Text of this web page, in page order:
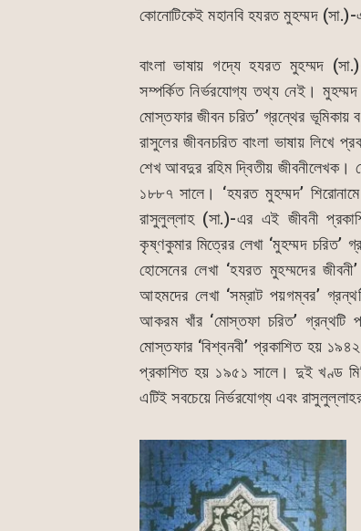
কোনোটিকেই মহানবি হযরত মুহম্মদ (সা.)-
বাংলা ভাষায় গদ্যে হযরত মুহম্মদ
সম্পর্কিত নির্ভরযোগ্য তথ্য নেই।
মোস্তফার জীবন চরিত’ গ্রন্থের ভূমিকায়
রাসুলের জীবনচরিত বাংলা ভাষায় লিখে
শেখ আবদুর রহিম দ্বিতীয় জীবনীলেখক।
১৮৮৭ সালে। ‘হযরত মুহম্মদ’
রাসুলুল্লাহ (সা.)-এর এই জীবনী
কৃষ্ণকুমার মিত্রের লেখা ‘মুহম্মদ
হোসেনের লেখা ‘হযরত মুহম্মদের
আহমদের লেখা ‘সম্রাট পয়গম্বর’
আকরম খাঁর ‘মোস্তফা চরিত’ গ্রন্থটি
মোস্তফার ‘বিশ্বনবী’ প্রকাশিত হয়
প্রকাশিত হয় ১৯৫১ সালে। দুই খণ্ড
এটিই সবচেয়ে নির্ভরযোগ্য এবং